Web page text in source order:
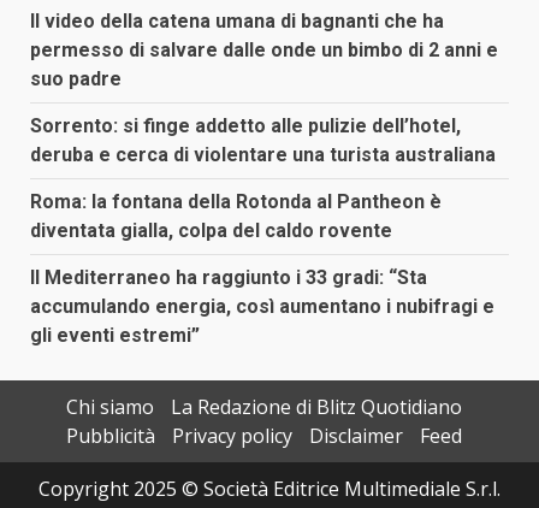
Il video della catena umana di bagnanti che ha
permesso di salvare dalle onde un bimbo di 2 anni e
suo padre
Sorrento: si finge addetto alle pulizie dell’hotel,
deruba e cerca di violentare una turista australiana
Roma: la fontana della Rotonda al Pantheon è
diventata gialla, colpa del caldo rovente
Il Mediterraneo ha raggiunto i 33 gradi: “Sta
accumulando energia, così aumentano i nubifragi e
gli eventi estremi”
Chi siamo
La Redazione di Blitz Quotidiano
Pubblicità
Privacy policy Disclaimer
Feed
Copyright 2025 © Società Editrice Multimediale S.r.l.